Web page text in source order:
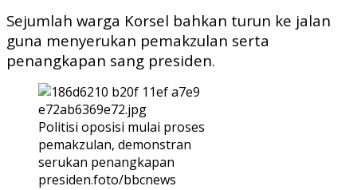
Sejumlah warga Korsel bahkan turun ke jalan
guna menyerukan pemakzulan serta
penangkapan sang presiden.
Politisi oposisi mulai proses
pemakzulan, demonstran
serukan penangkapan
presiden.foto/bbcnews